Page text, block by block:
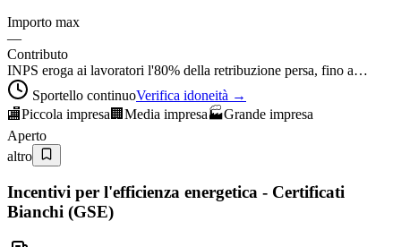
Importo max
—
Contributo
INPS eroga ai lavoratori l'80% della retribuzione persa, fino a…
Sportello continuoVerifica idoneità →
🏬Piccola impresa 🏢 Media impresa🏭Grande impresa
Aperto
altro
Incentivi per l'efficienza energetica - Certificati
Bianchi (GSE)